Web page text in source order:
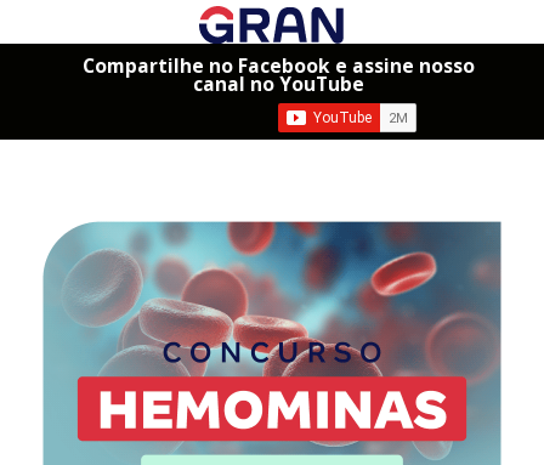
Compartilhe no Facebook e assine nosso
canal no YouTube